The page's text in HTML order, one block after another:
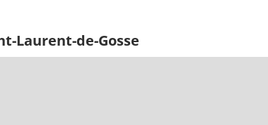
Laurent-de-Gosse